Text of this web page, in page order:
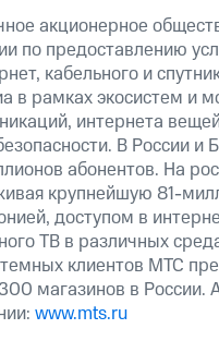
акционерное
по предоставлению
кабельного и
в рамках экосистем и
интернета
В России и
абонентов. На
крупнейшую 81-
доступом в
ТВ в различных
клиентов МТС
магазинов в России.
www.mts.ru